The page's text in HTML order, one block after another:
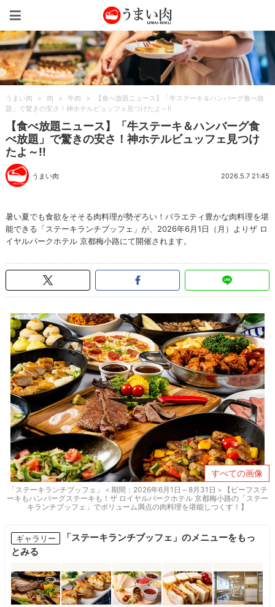
うまい肉 > 肉 > 牛肉 >
【食べ放題ニュース】「牛ステーキ＆ハンバーグ食べ放
題」で驚きの安さ！神ホテルビュッフェ見つけたよ～!!
【食べ放題ニュース】「牛ステーキ＆ハンバーグ食
べ放題」で驚きの安さ！神ホテルビュッフェ見つけ
たよ～!!
うまい肉 2026.5.7 21:45
暑い夏でも食欲をそそる肉料理が勢ぞろい！バラエティ豊かな肉料理を堪
能できる「ステーキランチブッフェ」が、2026年6月1日（月）よりザ ロ
イヤルパークホテル 京都梅小路にて開催されます。
すべての画像
「ステーキランチブッフェ」＜期間：2026年6月1日～8月31日＞【ビーフステ
ーキもハンバーグステーキも！ザ ロイヤルパークホテル 京都梅小路の「ステー
キランチブッフェ」でボリューム満点の肉料理を堪能しつくす！】
ギャラリー
「ステーキランチブッフェ」のメニューをもっ
とみる